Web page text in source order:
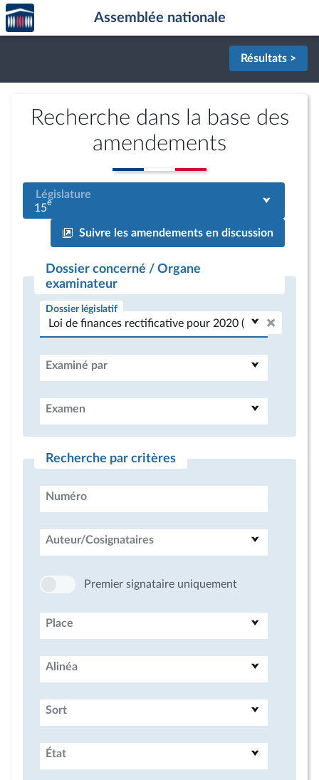
Aller au contenu
Aller en bas de la page
Accèder
à la
page
Assemblée nationale
Résultats >
Recherche dans la base des
amendements
Législature
15e
Suivre les amendements en discussion
Dossier concerné / Organe
examinateur
Dossier législatif
Examiné par
Examen
Recherche par critères
Numéro
Auteur/Cosignataires
Premier signataire uniquement
Place
Alinéa
Sort
État